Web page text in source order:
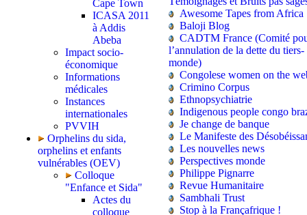
Cape Town
ICASA 2011
à Addis
Abeba
Impact socio-
économique
Informations
médicales
Instances
internationales
PVVIH
Orphelins du sida,
orphelins et enfants
vulnérables (OEV)
Colloque
"Enfance et Sida"
Actes du
colloque
Awesome Tapes from Africa
Baloji Blog
CADTM France (Comité
l’annulation de la dette du tiers-
monde)
Congolese women on the
Crimino Corpus
Ethnopsychiatrie
Indigenous people congo
Je change de banque
Le Manifeste des
Les nouvelles news
Perspectives monde
Philippe Pignarre
Revue Humanitaire
Sambhali Trust
Stop à la Françafrique !